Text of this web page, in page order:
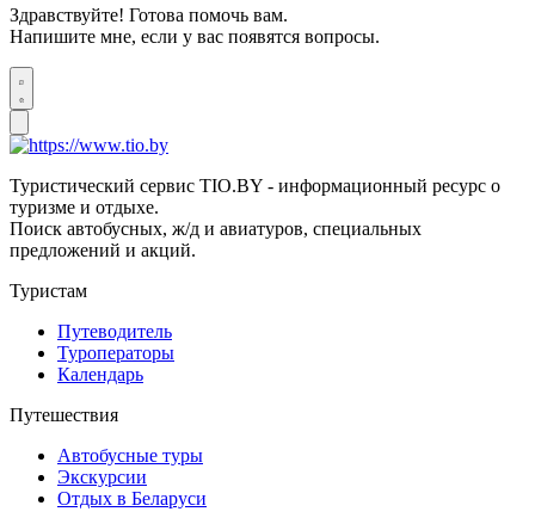
Здравствуйте! Готова помочь вам.
Напишите мне, если у вас появятся вопросы.
Туристический сервис TIO.BY - информационный ресурс о
туризме и отдыхе.
Поиск автобусных, ж/д и авиатуров, специальных
предложений и акций.
Туристам
Путеводитель
Туроператоры
Календарь
Путешествия
Автобусные туры
Экскурсии
Отдых в Беларуси